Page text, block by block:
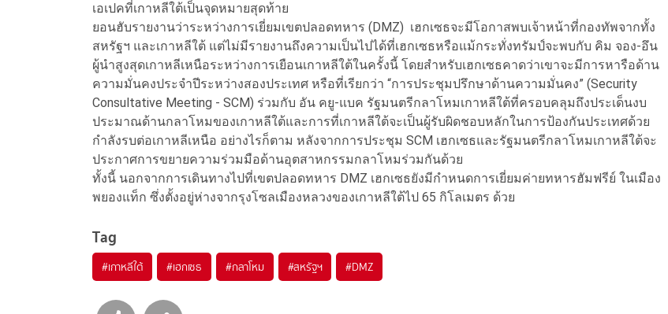
เอเปคที่เกาหลีใต้เป็นจุดหมายสุดท้าย
ยอนฮับรายงานว่าระหว่างการเยี่ยมเขตปลอดทหาร (DMZ) เฮกเซธจะมีโอกาสพบเจ้าหน้าที่กองทัพจากทั้ง
สหรัฐฯ และเกาหลีใต้ แต่ไม่มีรายงานถึงความเป็นไปได้ที่เฮกเซธหรือแม้กระทั่งทรัมป์จะพบกับ คิม จอง-อึน
ผู้นำสูงสุดเกาหลีเหนือระหว่างการเยือนเกาหลีใต้ในครั้งนี้ โดยสำหรับเฮกเซธคาดว่าเขาจะมีการหารือด้าน
ความมั่นคงประจำปีระหว่างสองประเทศ หรือที่เรียกว่า “การประชุมปรึกษาด้านความมั่นคง” (Security
Consultative Meeting - SCM) ร่วมกับ อัน คยู-แบค รัฐมนตรีกลาโหมเกาหลีใต้ที่ครอบคลุมถึงประเด็นงบ
ประมาณด้านกลาโหมของเกาหลีใต้และการที่เกาหลีใต้จะเป็นผู้รับผิดชอบหลักในการป้องกันประเทศด้วย
กำลังรบต่อเกาหลีเหนือ อย่างไรก็ตาม หลังจากการประชุม SCM เฮกเซธและรัฐมนตรีกลาโหมเกาหลีใต้จะ
ประกาศการขยายความร่วมมือด้านอุตสาหกรรมกลาโหมร่วมกันด้วย
ทั้งนี้ นอกจากการเดินทางไปที่เขตปลอดทหาร DMZ เฮกเซธยังมีกำหนดการเยี่ยมค่ายทหารฮัมฟรีย์ ในเมือง
พยองแท็ก ซึ่งตั้งอยู่ห่างจากรุงโซลเมืองหลวงของเกาหลีใต้ไป 65 กิโลเมตร ด้วย
Tag
#เกาหลีใต้ #เฮกเซธ #กลาโหม #สหรัฐฯ #DMZ